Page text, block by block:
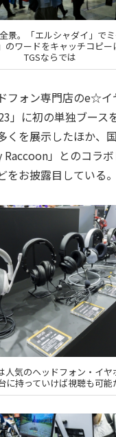
景。「エルシャダイ」で
のワードをキャッチコピー
TGSならでは
フォン専門店のe☆イ
」に初の単独ブース
くを展示したほか、
Raccoon」とのコラ
をお披露目している。
人気のヘッドフォン・イ
に持っていけば視聴も可能